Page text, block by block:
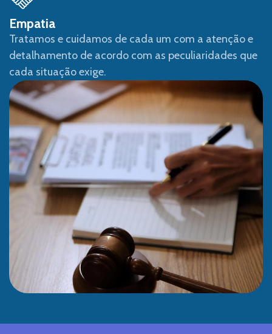
Empatia
Tratamos e cuidamos de cada um com a atenção e
detalhamento de acordo com as peculiaridades que
cada situação exige.